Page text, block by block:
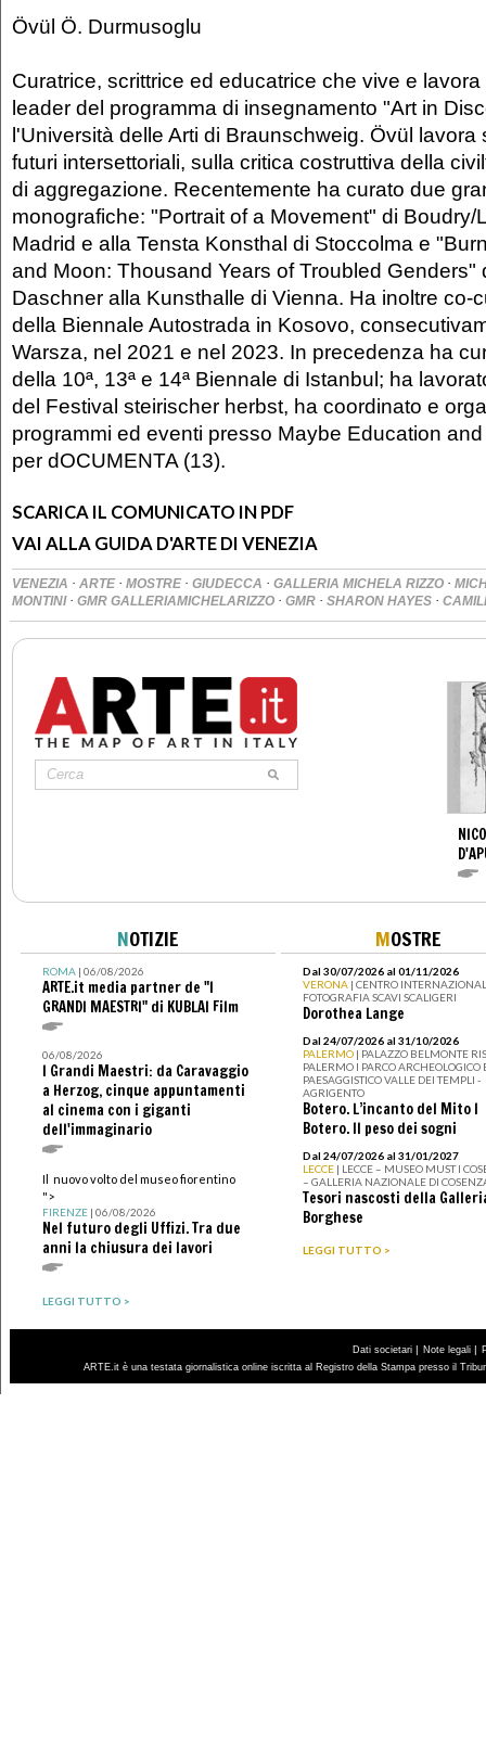
Övül Ö. Durmusoglu
Curatrice, scrittrice ed educatrice che vive e
leader del programma di insegnamento "Art in
l'Università delle Arti di Braunschweig. Övül lavora
futuri intersettoriali, sulla critica costruttiva della
di aggregazione. Recentemente ha curato due
monografiche: "Portrait of a Movement" di Boudry/
Madrid e alla Tensta Konsthal di Stoccolma e
and Moon: Thousand Years of Troubled Genders"
Daschner alla Kunsthalle di Vienna. Ha inoltre co-
della Biennale Autostrada in Kosovo,
Warsza, nel 2021 e nel 2023. In precedenza ha
della 10ª, 13ª e 14ª Biennale di Istanbul; ha
del Festival steirischer herbst, ha coordinato e
programmi ed eventi presso Maybe Education
per dOCUMENTA (13).
SCARICA IL COMUNICATO IN PDF
VAI ALLA GUIDA D'ARTE DI VENEZIA
VENEZIA · ARTE · MOSTRE · GIUDECCA · GALLERIA MICHELA RIZZO ·
MONTINI · GMR GALLERIAMICHELARIZZO · GMR · SHARON HAYES ·
NOTIZIE
ROMA| 06/08/2026
ARTE.it media partner de "I
GRANDI MAESTRI" di KUBLAI Film
06/08/2026
I Grandi Maestri: da Caravaggio
a Herzog, cinque appuntamenti
al cinema con i giganti
dell'immaginario
Il nuovo volto del museo fiorentino
">
FIRENZE| 06/08/2026
Nel futuro degli Uffizi. Tra due
anni la chiusura dei lavori
LEGGI TUTTO >
MOSTRE
Dal 30/07/2026 al 01/11/2026
VERONA | CENTRO
FOTOGRAFIA SCAVI SCALIGERI
Dorothea Lange
Dal 24/07/2026 al 31/10/2026
PALERMO | PALAZZO BELMONTE
PALERMO I PARCO ARCHEOLOGICO
PAESAGGISTICO VALLE DEI TEMPLI -
AGRIGENTO
Botero. L’incanto del Mito I
Botero. Il peso dei sogni
Dal 24/07/2026 al 31/01/2027
LECCE | LECCE – MUSEO MUST I
– GALLERIA NAZIONALE DI
Tesori nascosti della
Borghese
LEGGI TUTTO >
Dati societari | Note legali |
ARTE.it è una testata giornalistica online iscritta al Registro della Stampa presso il